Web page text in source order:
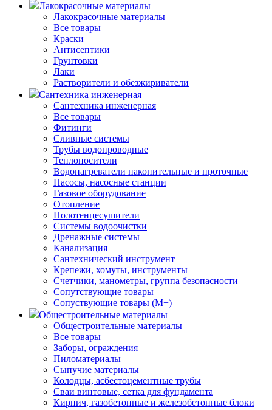
Лакокрасочные материалы
Лакокрасочные материалы
Все товары
Краски
Антисептики
Грунтовки
Лаки
Растворители и обезжириватели
Сантехника инженерная
Сантехника инженерная
Все товары
Фитинги
Сливные системы
Трубы водопроводные
Теплоносители
Водонагреватели накопительные и проточные
Насосы, насосные станции
Газовое оборудование
Отопление
Полотенцесушители
Системы водоочистки
Дренажные системы
Канализация
Сантехнический инструмент
Крепежи, хомуты, инструменты
Счетчики, манометры, группа безопасности
Сопутствующие товары
Сопуствующие товары (М+)
Общестроительные материалы
Общестроительные материалы
Все товары
Заборы, ограждения
Пиломатериалы
Сыпучие материалы
Колодцы, асбестоцементные трубы
Сваи винтовые, сетка для фундамента
Кирпич, газобетонные и железобетонные блоки